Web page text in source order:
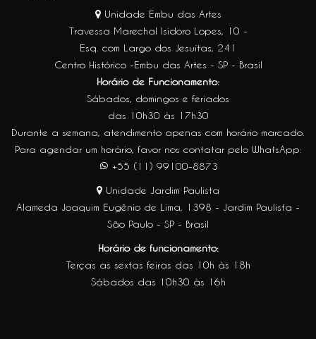
Unidade Embu das Artes
Travessa Marechal Isidoro Lopes, 10 -
Esq. com Largo dos Jesuítas, 241
Centro Histórico -Embu das Artes - SP - Brasil
Horário de Funcionamento:
Sábados, domingos e feriados
das 10h30 às 17h30
Durante a semana, atendimento apenas com horário marcado.
Para agendar um horário, favor nos contatar pelo WhatsApp:
+55 (11) 99100-8873
Unidade Jardim Paulista
Alameda Joaquim Eugênio de Lima, 1398 - Jardim Paulista -
São Paulo - SP - Brasil
Horário de funcionamento:
Terças as sextas feiras das 10h às 18h
Sábados das 10h30 às 16h